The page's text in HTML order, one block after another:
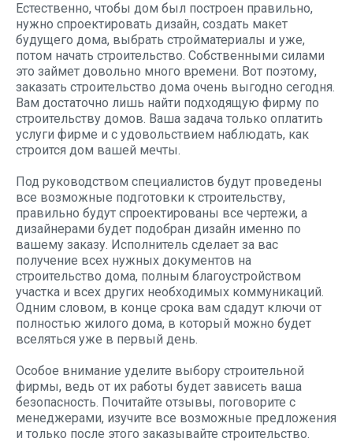
Естественно, чтобы дом был построен правильно,
нужно спроектировать дизайн, создать макет
будущего дома, выбрать стройматериалы и уже,
потом начать строительство. Собственными силами
это займет довольно много времени. Вот поэтому,
заказать строительство дома очень выгодно сегодня.
Вам достаточно лишь найти подходящую фирму по
строительству домов. Ваша задача только оплатить
услуги фирме и с удовольствием наблюдать, как
строится дом вашей мечты.
Под руководством специалистов будут проведены
все возможные подготовки к строительству,
правильно будут спроектированы все чертежи, а
дизайнерами будет подобран дизайн именно по
вашему заказу. Исполнитель сделает за вас
получение всех нужных документов на
строительство дома, полным благоустройством
участка и всех других необходимых коммуникаций.
Одним словом, в конце срока вам сдадут ключи от
полностью жилого дома, в который можно будет
вселяться уже в первый день.
Особое внимание уделите выбору строительной
фирмы, ведь от их работы будет зависеть ваша
безопасность. Почитайте отзывы, поговорите с
менеджерами, изучите все возможные предложения
и только после этого заказывайте строительство.